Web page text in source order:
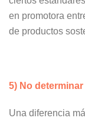
en promotora
de productos
5) No
Una diferencia